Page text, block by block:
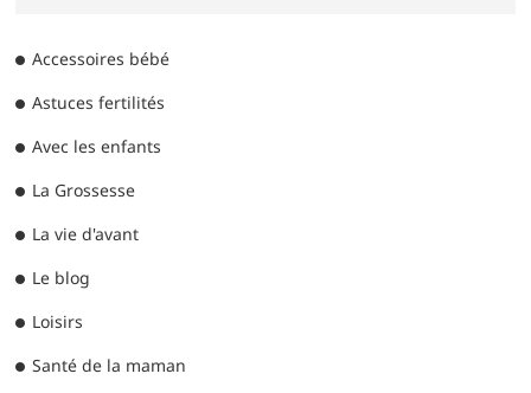
Accessoires bébé
Astuces fertilités
Avec les enfants
La Grossesse
La vie d'avant
Le blog
Loisirs
Santé de la maman